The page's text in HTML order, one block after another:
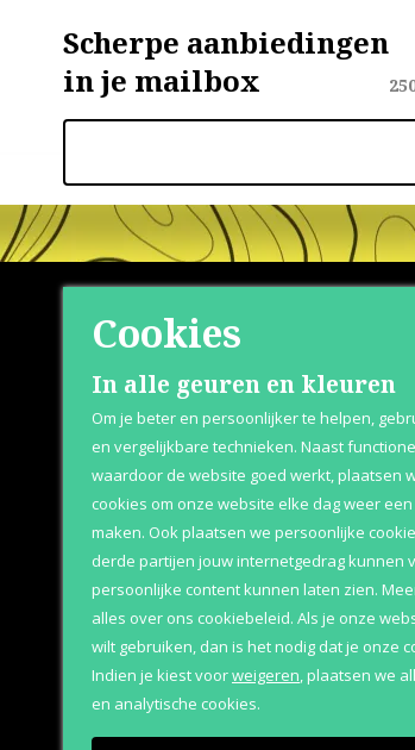
Scherpe aanbiedingen
in je mailbox
Shop
Herenparfum
Damesparfum
Merken
Geschenksets
Aanbiedingen
Cookies
In alle geuren en kleuren
Om je beter en persoonlijker te helpen,
en vergelijkbare technieken. Naast
waardoor de website goed werkt, plaatsen
cookies om onze website elke dag weer
maken. Ook plaatsen we persoonlijke
derde partijen jouw internetgedrag kunnen
persoonlijke content kunnen laten zien.
alles over ons cookiebeleid. Als je onze
wilt gebruiken, dan is het nodig dat je onze
Indien je kiest voorweigeren,plaatsen we
en analytische cookies.